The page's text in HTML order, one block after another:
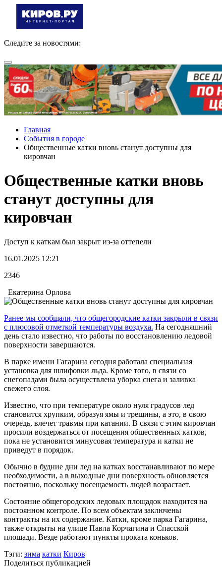
Следите за новостями:
Главная
События в городе
Общественные катки вновь станут доступны для
кировчан
Общественные катки вновь
станут доступны для
кировчан
Доступ к каткам был закрыт из-за оттепели
16.01.2025 12:21
2346
Екатерина Орлова
Ранее мы сообщали, что общегородские катки закрыли в связи
с плюсовой отметкой температуры воздуха. На сегодняшний
день стало известно, что работы по восстановлению ледовой
поверхности завершаются.
В парке имени Гагарина сегодня работала специальная
установка для шлифовки льда. Кроме того, в связи со
снегопадами была осуществлена уборка снега и заливка
свежего слоя.
Известно, что при температуре около нуля градусов лед
становится хрупким, образуя ямы и трещины, а это, в свою
очередь, влечет травмы при катании. В связи с этим кировчан
просили воздержаться от посещения общественных катков,
пока не установится минусовая температура и катки не
приведут в порядок.
Обычно в будние дни лед на катках восстанавливают по мере
необходимости, а в выходные дни поверхность обновляется
постоянно, поскольку посещаемость людей возрастает.
Состояние общегородских ледовых площадок находится на
постоянном контроле. По всем объектам заключены
контракты на их содержание. Катки, кроме парка Гагарина,
также открыты на улице Павла Корчагина и Спасской
площади. Везде работают пункты проката коньков.
Тэги: зима катки Киров
Поделиться публикацией